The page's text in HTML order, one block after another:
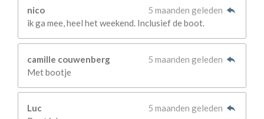
nico
5 maanden geleden
ik ga mee, heel het weekend. Inclusief de boot.
camille couwenberg
5 maanden geleden
Met bootje
Luc
5 maanden geleden